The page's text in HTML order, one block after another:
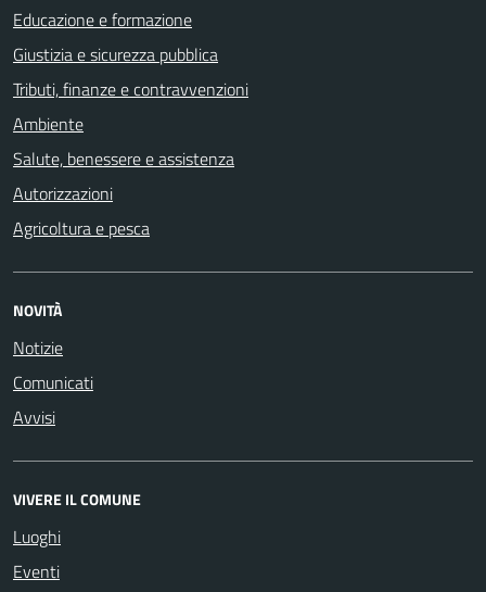
Educazione e formazione
Giustizia e sicurezza pubblica
Tributi, finanze e contravvenzioni
Ambiente
Salute, benessere e assistenza
Autorizzazioni
Agricoltura e pesca
NOVITÀ
Notizie
Comunicati
Avvisi
VIVERE IL COMUNE
Luoghi
Eventi